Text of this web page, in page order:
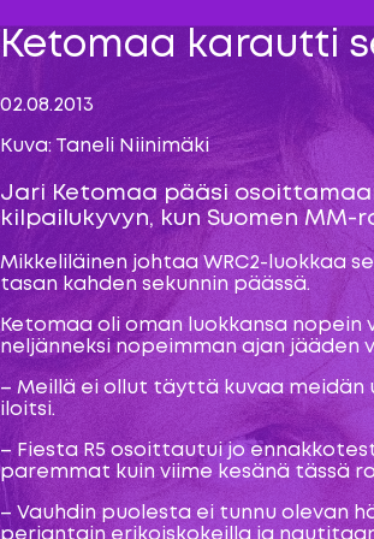
Ketomaa karautti
02.08.2013
Kuva: Taneli Niinimäki
Jari Ketomaa pääsi
kilpailukyvyn, kun Suomen
Mikkeliläinen johtaa WRC2-luokkaa
tasan kahden sekunnin päässä.
Ketomaa oli oman luokkansa
neljänneksi nopeimman ajan jääden
– Meillä ei ollut täyttä kuvaa meidän
iloitsi.
– Fiesta R5 osoittautui jo
paremmat kuin viime kesänä tässä
– Vauhdin puolesta ei tunnu olevan
perjantain erikoiskokeilla ja